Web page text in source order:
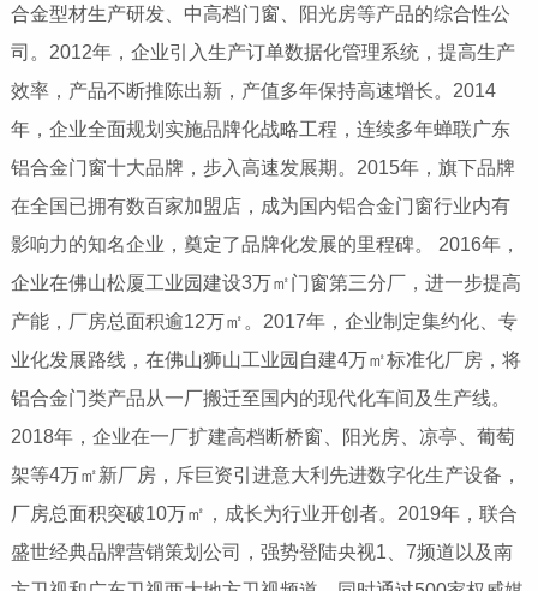
合金型材生产研发、中高档门窗、阳光房等产品的综合性公
司。2012年，企业引入生产订单数据化管理系统，提高生产
效率，产品不断推陈出新，产值多年保持高速增长。2014
年，企业全面规划实施品牌化战略工程，连续多年蝉联广东
铝合金门窗十大品牌，步入高速发展期。2015年，旗下品牌
在全国已拥有数百家加盟店，成为国内铝合金门窗行业内有
影响力的知名企业，奠定了品牌化发展的里程碑。 2016年，
企业在佛山松厦工业园建设3万㎡门窗第三分厂，进一步提高
产能，厂房总面积逾12万㎡。2017年，企业制定集约化、专
业化发展路线，在佛山狮山工业园自建4万㎡标准化厂房，将
铝合金门类产品从一厂搬迁至国内的现代化车间及生产线。
2018年，企业在一厂扩建高档断桥窗、阳光房、凉亭、葡萄
架等4万㎡新厂房，斥巨资引进意大利先进数字化生产设备，
厂房总面积突破10万㎡，成长为行业开创者。2019年，联合
盛世经典品牌营销策划公司，强势登陆央视1、7频道以及南